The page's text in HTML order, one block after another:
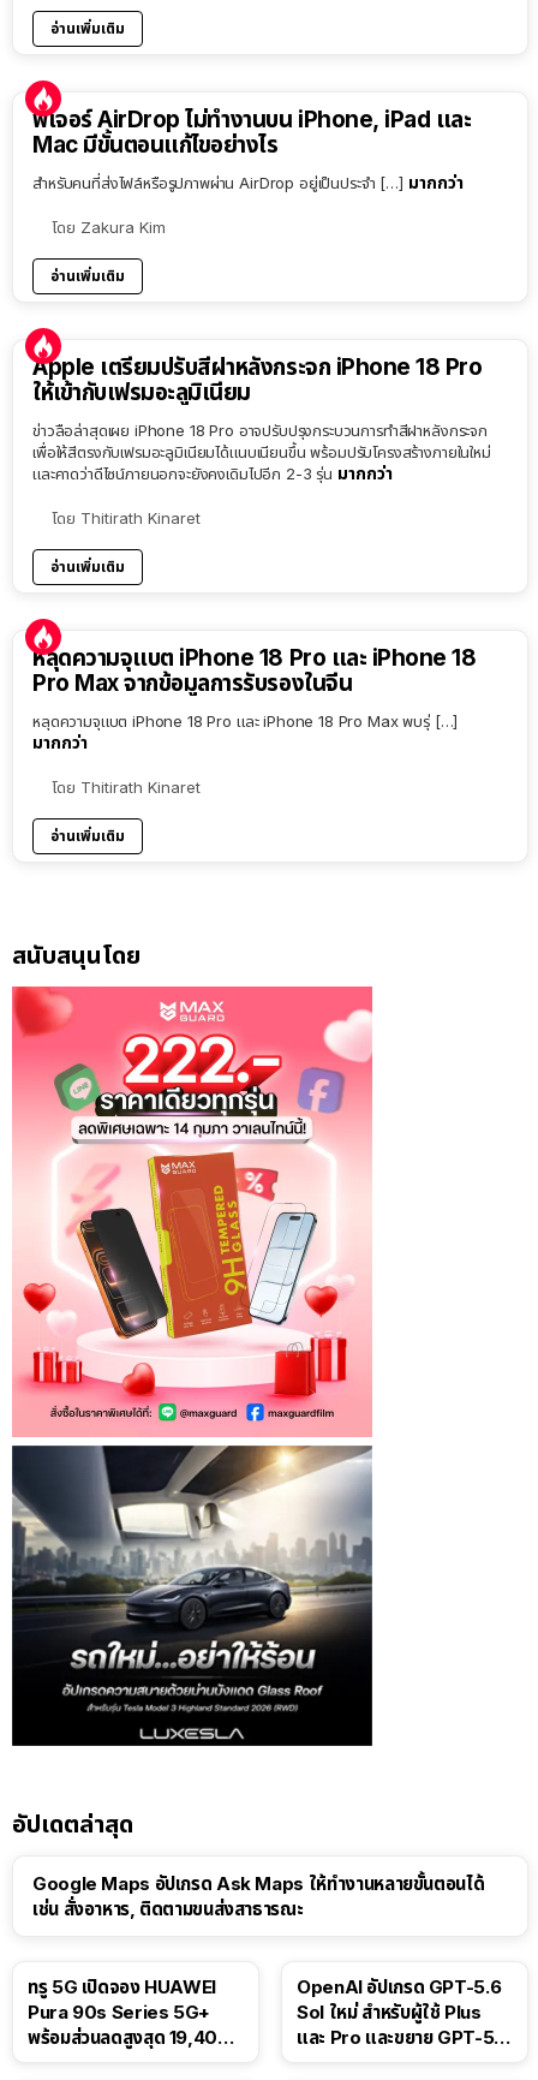
อ่านเพิ่มเติม
ฟีเจอร์ AirDrop ไม่ทำงานบน iPhone, iPad และ
Mac มีขั้นตอนแก้ไขอย่างไร
สำหรับคนที่ส่งไฟล์หรือรูปภาพผ่าน AirDrop อยู่เป็นประจำ […] มากกว่า
โดย Zakura Kim
อ่านเพิ่มเติม
Apple เตรียมปรับสีฝาหลังกระจก iPhone 18 Pro
ให้เข้ากับเฟรมอะลูมิเนียม
ข่าวลือล่าสุดเผย iPhone 18 Pro อาจปรับปรุงกระบวนการทำสีฝาหลังกระจก
เพื่อให้สีตรงกับเฟรมอะลูมิเนียมได้แนบเนียนขึ้น พร้อมปรับโครงสร้างภายในใหม่
และคาดว่าดีไซน์ภายนอกจะยังคงเดิมไปอีก 2-3 รุ่น มากกว่า
โดย Thitirath Kinaret
อ่านเพิ่มเติม
หลุดความจุแบต iPhone 18 Pro และ iPhone 18
Pro Max จากข้อมูลการรับรองในจีน
หลุดความจุแบต iPhone 18 Pro และ iPhone 18 Pro Max พบรุ่ […]
มากกว่า
โดย Thitirath Kinaret
อ่านเพิ่มเติม
สนับสนุนโดย
อัปเดตล่าสุด
Google Maps อัปเกรด Ask Maps ให้ทำงานหลายขั้นตอนได้
เช่น สั่งอาหาร, ติดตามขนส่งสาธารณะ
ทรู 5G เปิดจอง HUAWEI
Pura 90s Series 5G+
พร้อมส่วนลดสูงสุด 19,400
OpenAI อัปเกรด GPT-5.6
Sol ใหม่ สำหรับผู้ใช้ Plus
และ Pro และขยาย GPT-5.6